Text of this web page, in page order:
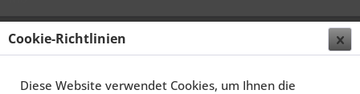
Filtern
Cookie-Richtlinien
Diese Website verwendet Cookies, um Ihnen die